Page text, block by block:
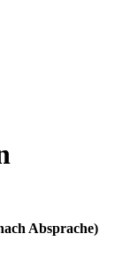
Absprache)